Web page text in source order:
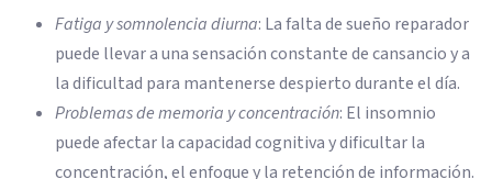
Fatiga y somnolencia diurna: La falta de sueño reparador
puede llevar a una sensación constante de cansancio y a
la dificultad para mantenerse despierto durante el día.
Problemas de memoria y concentración: El insomnio
puede afectar la capacidad cognitiva y dificultar la
concentración, el enfoque y la retención de información.